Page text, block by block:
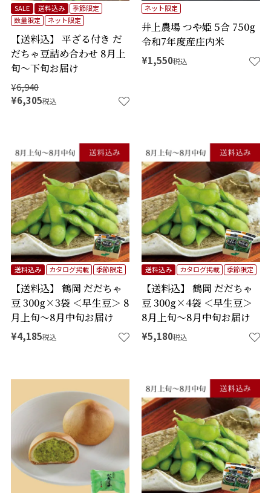
【送料込】 平ざる付き だ
だちゃ豆詰め合わせ 8月上
旬～下旬お届け
SALE 送料込み
季節限定
数量限定
ネット限定
¥6,940
¥6,305税込
井上農場 つや姫 5合 750g
令和7年度産庄内米
ネット限定
¥1,550税込
【送料込】 鶴岡 だだちゃ
豆 300g×3袋 ＜早生豆＞ 8
月上旬～8月中旬お届け
送料込み カタログ掲載 季節限定
¥4,185税込
【送料込】 鶴岡 だだちゃ
豆 300g×4袋 ＜早生豆＞
8月上旬～8月中旬お届け
送料込み カタログ掲載 季節限定
¥5,180税込